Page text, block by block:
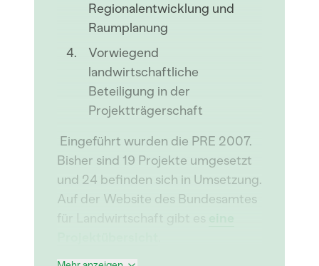
Regionalentwicklung und
Raumplanung
Vorwiegend
landwirtschaftliche
Beteiligung in der
Projektträgerschaft
Eingeführt wurden die PRE 2007.
Bisher sind 19 Projekte umgesetzt
und 24 befinden sich in Umsetzung.
Auf der Website des Bundesamtes
für Landwirtschaft gibt es